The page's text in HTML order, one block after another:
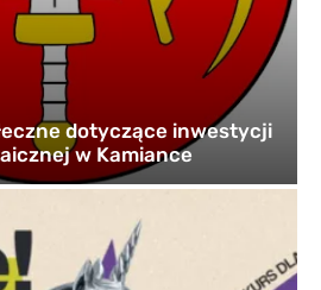
dotyczące inwestycji
w Kamiance